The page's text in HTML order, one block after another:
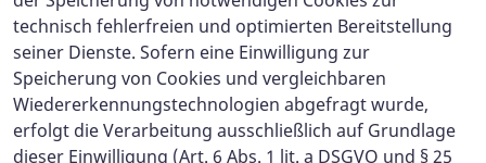
technisch fehlerfreien und optimierten Bereitstellung
seiner Dienste. Sofern eine Einwilligung zur
Speicherung von Cookies und vergleichbaren
Wiedererkennungstechnologien abgefragt wurde,
erfolgt die Verarbeitung ausschließlich auf Grundlage
dieser Einwilligung (Art. 6 Abs. 1 lit. a DSGVO und § 25